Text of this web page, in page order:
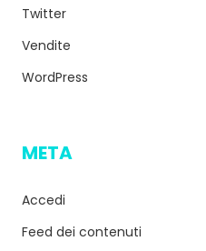
Twitter
Vendite
WordPress
META
Accedi
Feed dei contenuti